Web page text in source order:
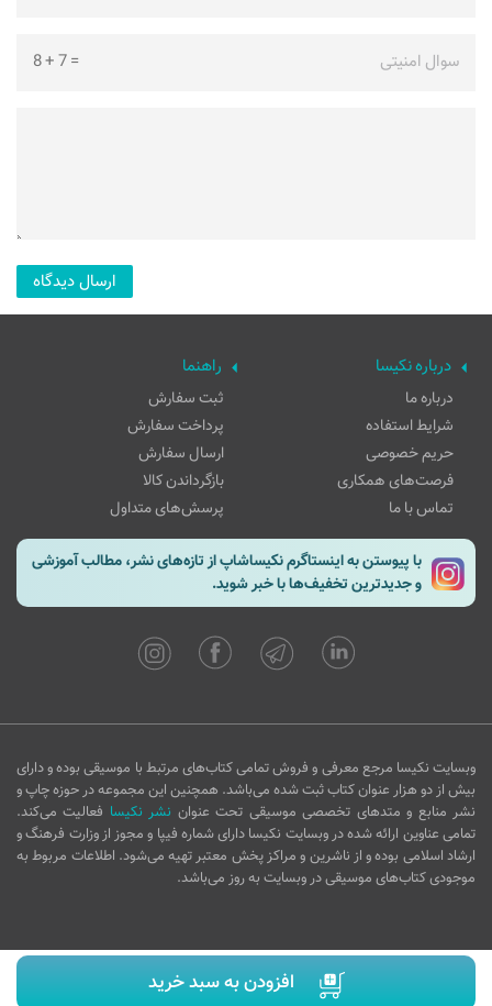
افزودن به سبد خرید
سوال امنیتی =
7
+
8
درباره نکیسا
درباره ما
شرایط استفاده
حریم خصوصی
فرصت‌های همکاری
تماس با ما
راهنما
ثبت سفارش
پرداخت سفارش
ارسال سفارش
بازگرداندن کالا
پرسش‌های متداول
با پیوستن به اینستاگرم نکیساشاپ از تازه‌های نشر، مطالب آموزشی
و جدیدترین تخفیف‌ها با خبر شوید.
وبسایت نکیسا مرجع معرفی و فروش تمامی کتاب‌های مرتبط با موسیقی بوده و دارای
بیش از دو هزار عنوان کتاب ثبت شده می‌باشد. همچنین این مجموعه در حوزه چاپ و
نشر منابع و متدهای تخصصی موسیقی تحت عنوان نشر نکیسا فعالیت می‌کند.
تمامی عناوین ارائه شده در وبسایت نکیسا دارای شماره فیپا و مجوز از وزارت فرهنگ و
ارشاد اسلامی بوده و از ناشرین و مراکز پخش معتبر تهیه می‌شود. اطلاعات مربوط به
موجودی کتاب‌های موسیقی در وبسایت به روز می‌باشد.
Copyright © 2016 nakisashop.com - All rights reserved